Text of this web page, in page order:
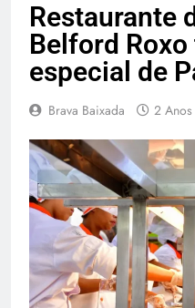
Restaurante
Belford
especial de
Brava Baixada 2